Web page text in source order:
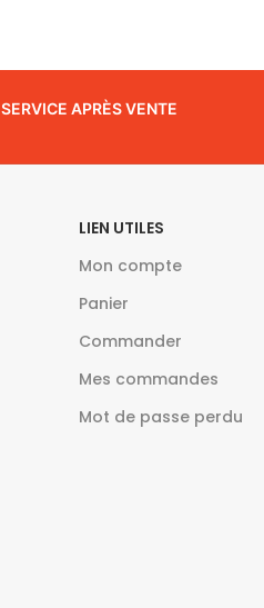
SERVICE APRÈS VENTE
LIEN UTILES
Mon compte
Panier
Commander
Mes commandes
Mot de passe perdu